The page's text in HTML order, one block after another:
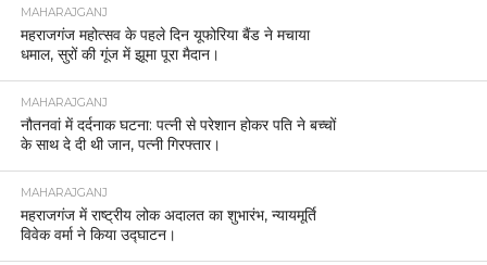
MAHARAJGANJ
महराजगंज महोत्सव के पहले दिन यूफोरिया बैंड ने मचाया
धमाल, सुरों की गूंज में झूमा पूरा मैदान।
MAHARAJGANJ
नौतनवां में दर्दनाक घटना: पत्नी से परेशान होकर पति ने बच्चों
के साथ दे दी थी जान, पत्नी गिरफ्तार।
MAHARAJGANJ
महराजगंज में राष्ट्रीय लोक अदालत का शुभारंभ, न्यायमूर्ति
विवेक वर्मा ने किया उद्घाटन।